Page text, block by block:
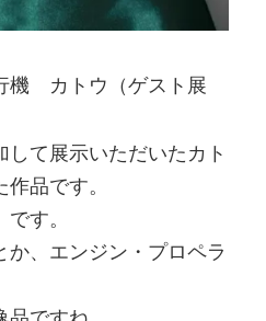
機 カトウ（ゲスト展
して展示いただいたカト
品です。
です。
、エンジン・プロペラ